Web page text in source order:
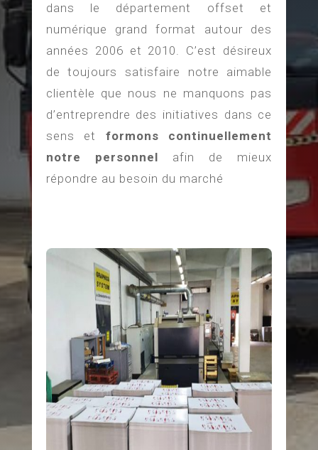
dans le département offset et
numérique grand format autour des
années 2006 et 2010. C’est désireux
de toujours satisfaire notre aimable
clientèle que nous ne manquons pas
d’entreprendre des initiatives dans ce
sens et
formons continuellement
notre personnel afin de mieux
répondre au besoin du marché